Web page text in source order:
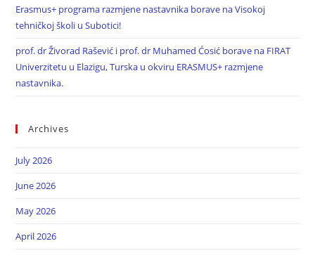
Erasmus+ programa razmjene nastavnika borave na Visokoj
tehničkoj školi u Subotici!
prof. dr Živorad Rašević i prof. dr Muhamed Ćosić borave na FIRAT
Univerzitetu u Elazigu, Turska u okviru ERASMUS+ razmjene
nastavnika.
Archives
July 2026
June 2026
May 2026
April 2026